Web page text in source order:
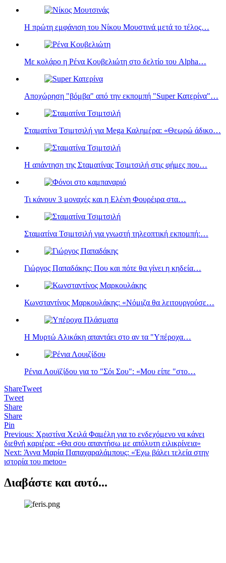
Η πρώτη εμφάνιση του Νίκου Μουστινά μετά το τέλος…
Με κολάρο η Ρένα Κουβελιώτη στο δελτίο του Alpha…
Αποχώρηση "βόμβα" από την εκπομπή "Super Κατερίνα"…
Σταματίνα Τσιμτσιλή για Mega Καλημέρα: «Θεωρώ άδικο…
Η απάντηση της Σταματίνας Τσιμτσιλή στις φήμες που…
Τι κάνουν 3 μοναχές και η Eλένη Φουρέιρα στα…
Σταματίνα Τσιμτσιλή για γνωστή τηλεοπτική εκπομπή:…
Γιώργος Παπαδάκης: Που και πότε θα γίνει η κηδεία…
Κωνσταντίνος Μαρκουλάκης: «Νόμιζα θα λειτουργούσε…
Η Μυρτώ Αλικάκη απαντάει στο αν τα "Υπέροχα…
Ρένια Λουϊζίδου για το "Σόι Σου": «Μου είπε "στο…
ShareTweet
Tweet
Share
Share
Pin
Πλοήγηση
άρθρων
Previous: Χριστίνα Χειλά Φαμέλη για το ενδεχόμενο να κάνει
διεθνή καριέρα: «Θα σου απαντήσω με απόλυτη ειλικρίνεια»
Next: Άννα Μαρία Παπαχαραλάμπους: «Έχω βάλει τελεία στην
ιστορία του metoo»
Διαβάστε και αυτό...